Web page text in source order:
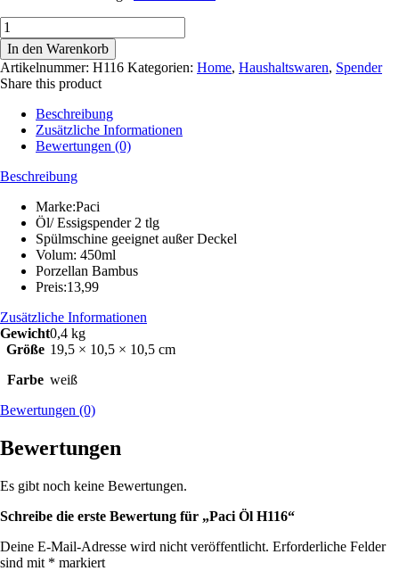
Paci
Öl
H116
Menge
In den Warenkorb
Artikelnummer: H116 Kategorien: Home, Haushaltswaren, Spender
Share this product
Beschreibung
Zusätzliche Informationen
Bewertungen (0)
Beschreibung
Marke:Paci
Öl/ Essigspender 2 tlg
Spülmschine geeignet außer Deckel
Volum: 450ml
Porzellan Bambus
Preis:13,99
Zusätzliche Informationen
Gewicht0,4 kg
Größe 19,5 × 10,5 × 10,5 cm
Farbe weiß
Bewertungen (0)
Bewertungen
Es gibt noch keine Bewertungen.
Schreibe die erste Bewertung für „Paci Öl H116“
Deine E-Mail-Adresse wird nicht veröffentlicht. Erforderliche Felder
sind mit * markiert